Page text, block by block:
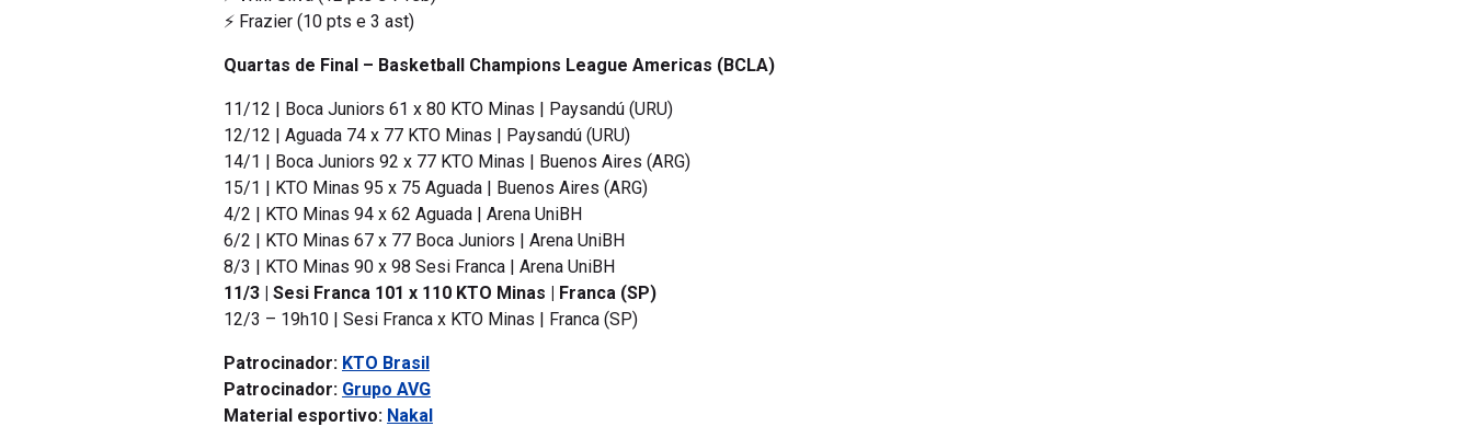
⚡️ Frazier (10 pts e 3 ast)
Quartas de Final – Basketball Champions League Americas (BCLA)
11/12 | Boca Juniors 61 x 80 KTO Minas | Paysandú (URU)
12/12 | Aguada 74 x 77 KTO Minas | Paysandú (URU)
14/1 | Boca Juniors 92 x 77 KTO Minas | Buenos Aires (ARG)
15/1 | KTO Minas 95 x 75 Aguada | Buenos Aires (ARG)
4/2 | KTO Minas 94 x 62 Aguada | Arena UniBH
6/2 | KTO Minas 67 x 77 Boca Juniors | Arena UniBH
8/3 | KTO Minas 90 x 98 Sesi Franca | Arena UniBH
11/3 | Sesi Franca 101 x 110 KTO Minas | Franca (SP)
12/3 – 19h10 | Sesi Franca x KTO Minas | Franca (SP)
Patrocinador: KTO Brasil
Patrocinador: Grupo AVG
Material esportivo: Nakal